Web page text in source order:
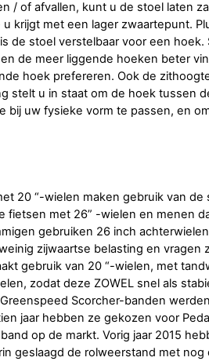
/ of afvallen, kunt u de stoel laten
u krijgt met een lager zwaartepunt.
de stoel verstelbaar voor een
de meer liggende hoeken beter
hoek prefereren. Ook de
stelt u in staat om de hoek tussen
bij uw fysieke vorm te passen, en
20 “-wielen maken gebruik van
fietsen met 26” -wielen en menen
gebruiken 26 inch
zijwaartse belasting en vragen
gebruik van 20 “-wielen, met
zodat deze ZOWEL snel als
Scorcher-banden
jaar hebben ze gekozen voor
op de markt. Vorig jaar 2015
geslaagd de rolweerstand met